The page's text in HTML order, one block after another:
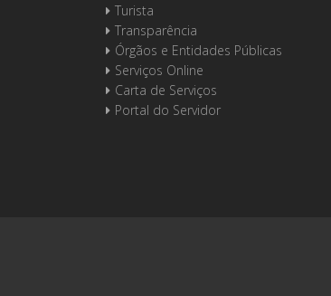
Turista
Transparência
Órgãos e Entidades Públicas
Serviços Online
Carta de Serviços
Portal do Servidor